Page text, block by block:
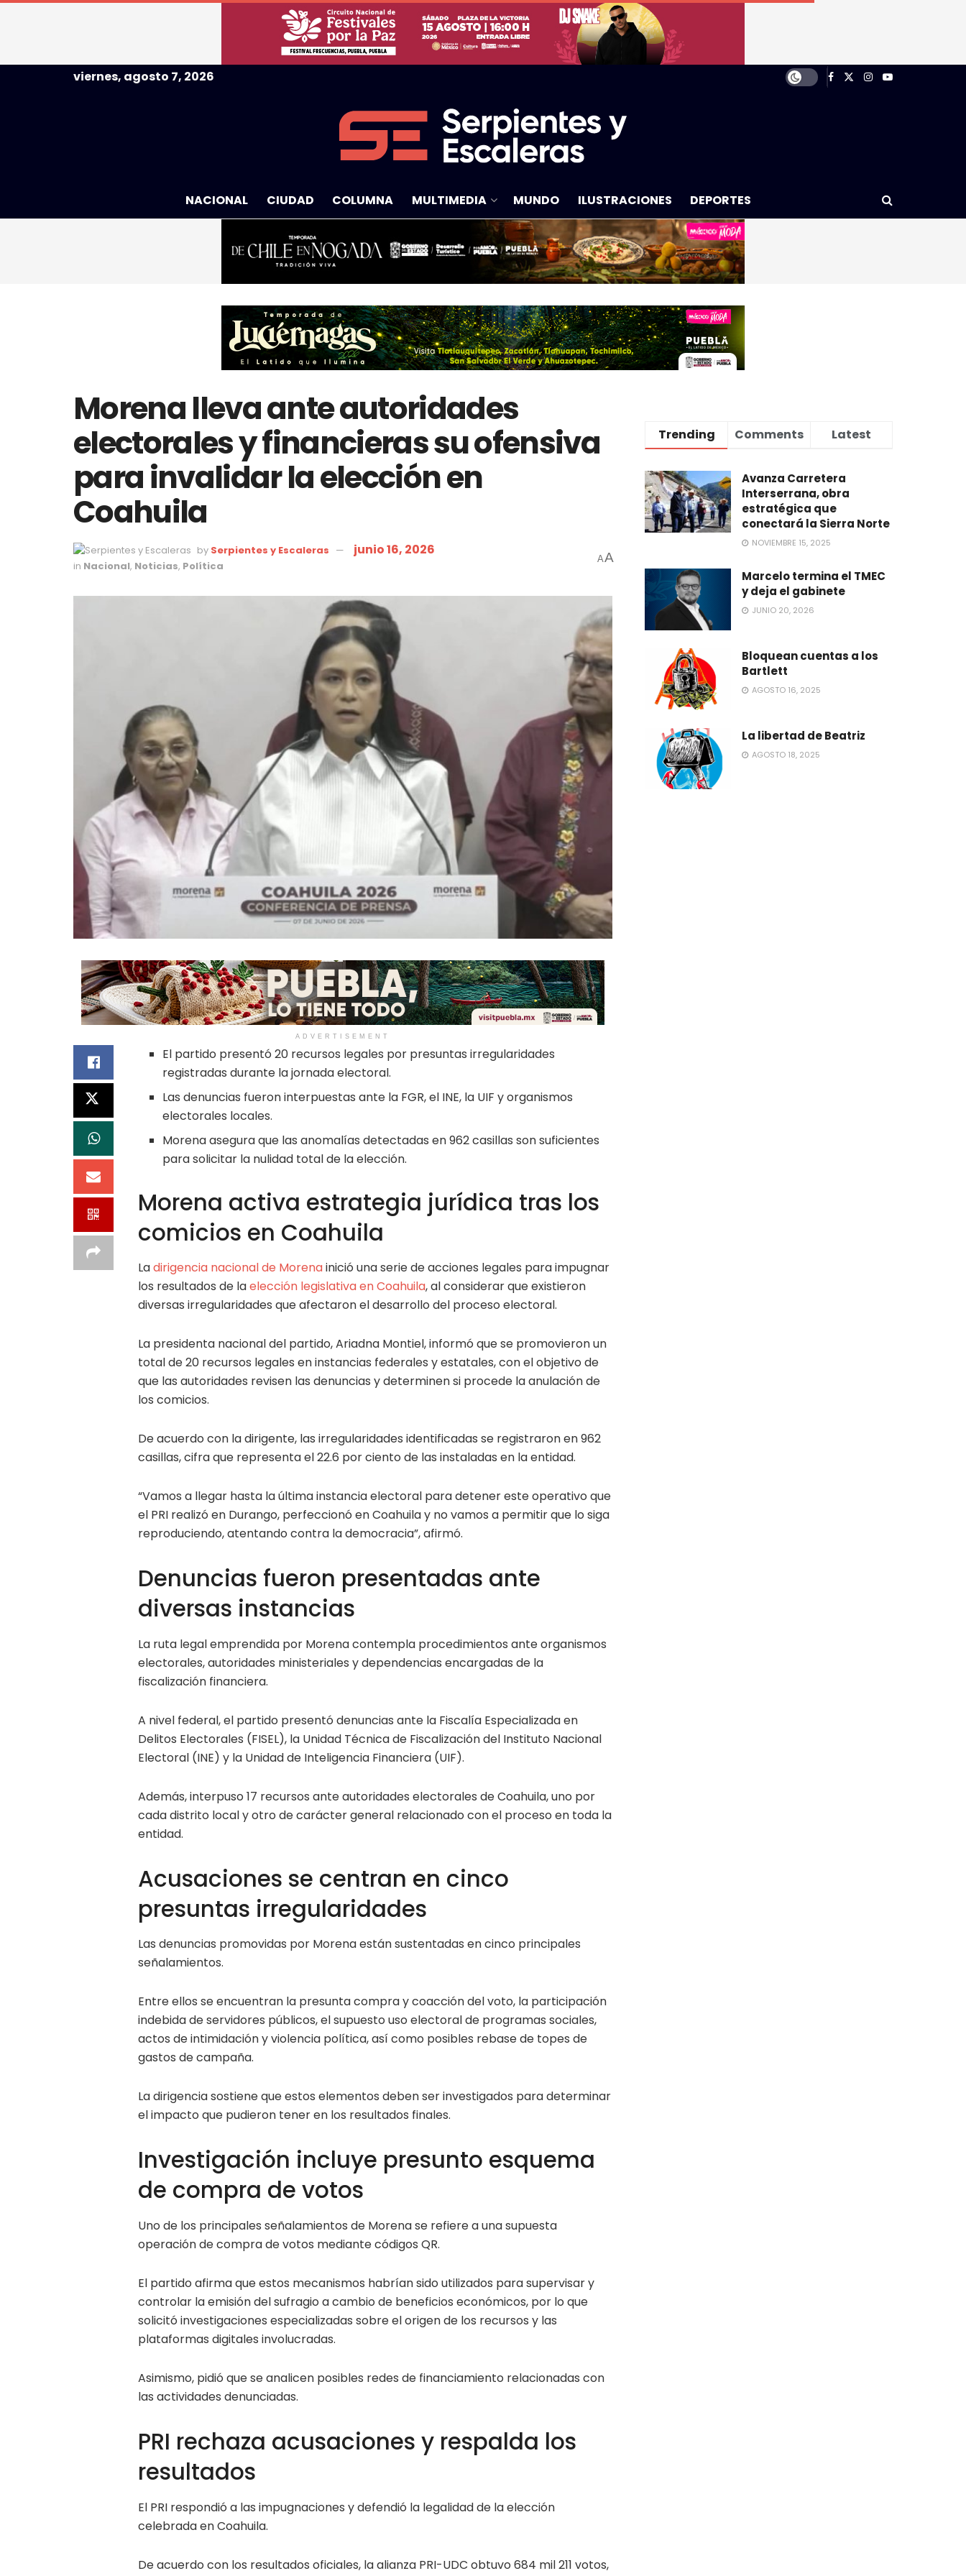
viernes, agosto 7, 2026
NACIONAL CIUDAD COLUMNA MULTIMEDIA MUNDO ILUSTRACIONES DEPORTES
Morena lleva ante autoridades
electorales y financieras su ofensiva
para invalidar la elección en
Coahuila
by Serpientes y Escaleras junio 16, 2026
in Nacional, Noticias, Política
AA
ADVERTISEMENT
El partido presentó 20 recursos legales por presuntas irregularidades
registradas durante la jornada electoral.
Las denuncias fueron interpuestas ante la FGR, el INE, la UIF y organismos
electorales locales.
Morena asegura que las anomalías detectadas en 962 casillas son suficientes
para solicitar la nulidad total de la elección.
Morena activa estrategia jurídica tras los
comicios en Coahuila
Ladirigencia nacional de Morenainició una serie de acciones legales para impugnar
los resultados de laelección legislativa en Coahuila, al considerar que existieron
diversas irregularidades que afectaron el desarrollo del proceso electoral.
La presidenta nacional del partido, Ariadna Montiel, informó que se promovieron un
total de 20 recursos legales en instancias federales y estatales, con el objetivo de
que las autoridades revisen las denuncias y determinen si procede la anulación de
los comicios.
De acuerdo con la dirigente, las irregularidades identificadas se registraron en 962
casillas, cifra que representa el 22.6 por ciento de las instaladas en la entidad.
“Vamos a llegar hasta la última instancia electoral para detener este operativo que
el PRI realizó en Durango, perfeccionó en Coahuila y no vamos a permitir que lo siga
reproduciendo, atentando contra la democracia”, afirmó.
Denuncias fueron presentadas ante
diversas instancias
La ruta legal emprendida por Morena contempla procedimientos ante organismos
electorales, autoridades ministeriales y dependencias encargadas de la
fiscalización financiera.
A nivel federal, el partido presentó denuncias ante la Fiscalía Especializada en
Delitos Electorales (FISEL), la Unidad Técnica de Fiscalización del Instituto Nacional
Electoral (INE) y la Unidad de Inteligencia Financiera (UIF).
Además, interpuso 17 recursos ante autoridades electorales de Coahuila, uno por
cada distrito local y otro de carácter general relacionado con el proceso en toda la
entidad.
Acusaciones se centran en cinco
presuntas irregularidades
Las denuncias promovidas por Morena están sustentadas en cinco principales
señalamientos.
Entre ellos se encuentran la presunta compra y coacción del voto, la participación
indebida de servidores públicos, el supuesto uso electoral de programas sociales,
actos de intimidación y violencia política, así como posibles rebase de topes de
gastos de campaña.
La dirigencia sostiene que estos elementos deben ser investigados para determinar
el impacto que pudieron tener en los resultados finales.
Investigación incluye presunto esquema
de compra de votos
Uno de los principales señalamientos de Morena se refiere a una supuesta
operación de compra de votos mediante códigos QR.
El partido afirma que estos mecanismos habrían sido utilizados para supervisar y
controlar la emisión del sufragio a cambio de beneficios económicos, por lo que
solicitó investigaciones especializadas sobre el origen de los recursos y las
plataformas digitales involucradas.
Asimismo, pidió que se analicen posibles redes de financiamiento relacionadas con
las actividades denunciadas.
PRI rechaza acusaciones y respalda los
resultados
El PRI respondió a las impugnaciones y defendió la legalidad de la elección
celebrada en Coahuila.
De acuerdo con los resultados oficiales, la alianza PRI-UDC obtuvo 684 mil 211 votos,
Trending Comments Latest
Avanza Carretera
Interserrana, obra
estratégica que
conectará la Sierra Norte
NOVIEMBRE 15, 2025
Marcelo termina el TMEC
y deja el gabinete
JUNIO 20, 2026
Bloquean cuentas a los
Bartlett
AGOSTO 16, 2025
La libertad de Beatriz
AGOSTO 18, 2025